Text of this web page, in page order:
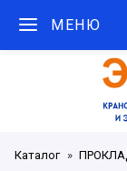
МЕНЮ
Каталог